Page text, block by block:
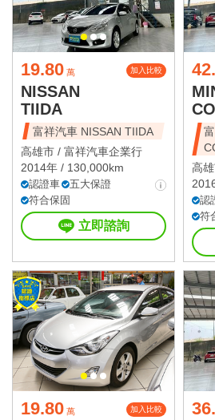
19.80 萬 加入比較
NISSAN
TIIDA
富祥汽車 NISSAN TIIDA
高雄市 / 富祥汽車企業行
2014年 / 130,000km
認證車
五大保證
符合保固
立即諮詢
高
認
符
19.80 萬 加入比較